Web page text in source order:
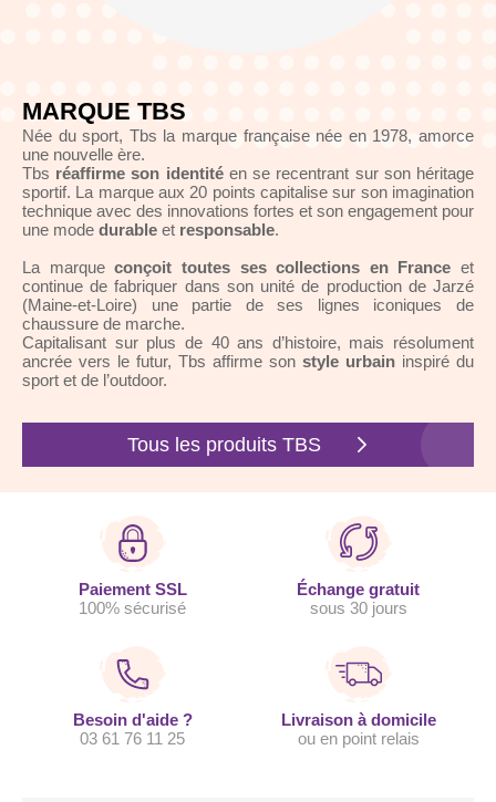
MARQUE TBS
Née du sport, Tbs la marque française née en 1978, amorce
une nouvelle ère.
Tbs réaffirme son identitéen se recentrant sur son héritage
sportif. La marque aux 20 points capitalise sur son imagination
technique avec des innovations fortes et son engagement pour
une mode durable et responsable.
La marqueconçoit toutes ses collections en France et
continue de fabriquer dans son unité de production de Jarzé
(Maine-et-Loire) une partie de ses lignes iconiques de
chaussure de marche.
Capitalisant sur plus de 40 ans d’histoire, mais résolument
ancrée vers le futur, Tbs affirme son style urbain inspiré du
sport et de l’outdoor.
Tous les produits TBS
Paiement SSL
100% sécurisé
Échange gratuit
sous 30 jours
Besoin d'aide ?
03 61 76 11 25
Livraison à domicile
ou en point relais